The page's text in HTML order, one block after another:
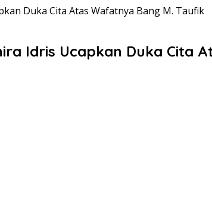
Duka Cita Atas Wafatnya Bang M. Taufik
Idris Ucapkan Duka Cita